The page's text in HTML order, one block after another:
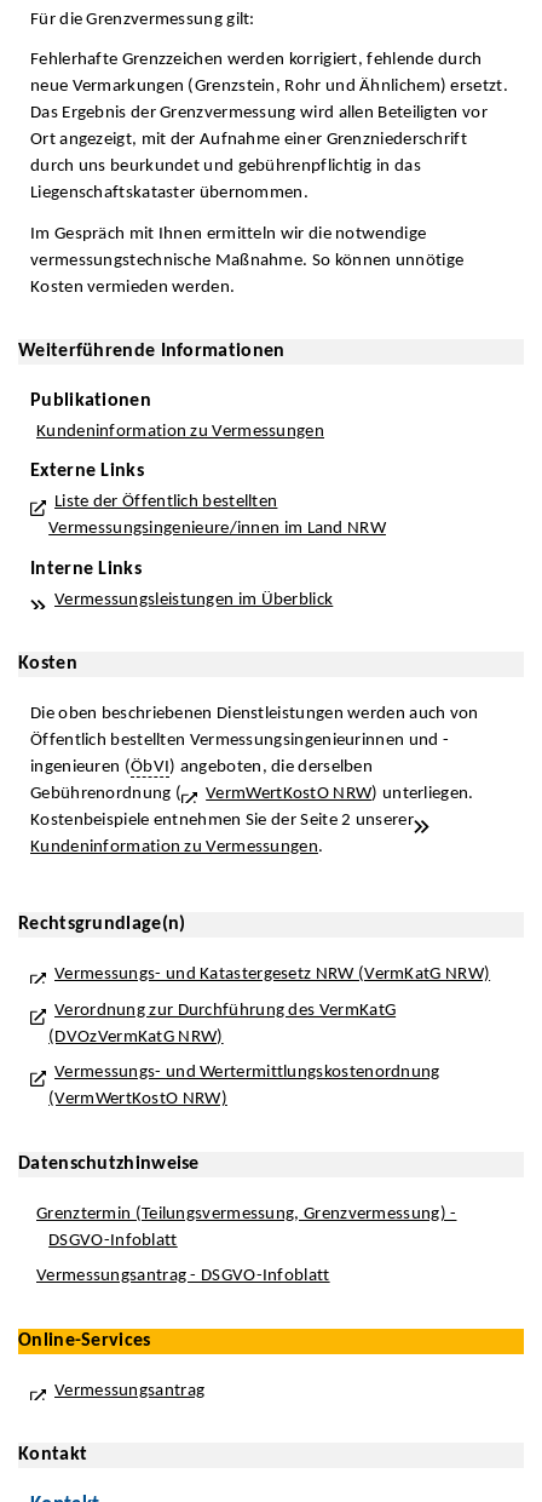
Für die Grenzvermessung gilt:
Fehlerhafte Grenzzeichen werden korrigiert, fehlende durch
neue Vermarkungen (Grenzstein, Rohr und Ähnlichem) ersetzt.
Das Ergebnis der Grenzvermessung wird allen Beteiligten vor
Ort angezeigt, mit der Aufnahme einer Grenzniederschrift
durch uns beurkundet und gebührenpflichtig in das
Liegenschaftskataster übernommen.
Im Gespräch mit Ihnen ermitteln wir die notwendige
vermessungstechnische Maßnahme. So können unnötige
Kosten vermieden werden.
Weiterführende Informationen
Publikationen
Kundeninformation zu Vermessungen
Externe Links
Liste der Öffentlich bestellten
Vermessungsingenieure/innen im Land NRW
Interne Links
Vermessungsleistungen im Überblick
Kosten
Die oben beschriebenen Dienstleistungen werden auch von
Öffentlich bestellten Vermessungsingenieurinnen und -
ingenieuren (ÖbVI) angeboten, die derselben
Gebührenordnung (
VermWertKostO NRW) unterliegen.
Kostenbeispiele entnehmen Sie der Seite 2 unserer
Kundeninformation zu Vermessungen.
Rechtsgrundlage(n)
Vermessungs- und Katastergesetz NRW (VermKatG NRW)
Verordnung zur Durchführung des VermKatG
(DVOzVermKatG NRW)
Vermessungs- und Wertermittlungskostenordnung
(VermWertKostO NRW)
Datenschutzhinweise
Grenztermin (Teilungsvermessung, Grenzvermessung) -
DSGVO-Infoblatt
Vermessungsantrag - DSGVO-Infoblatt
Online-Services
Vermessungsantrag
Kontakt